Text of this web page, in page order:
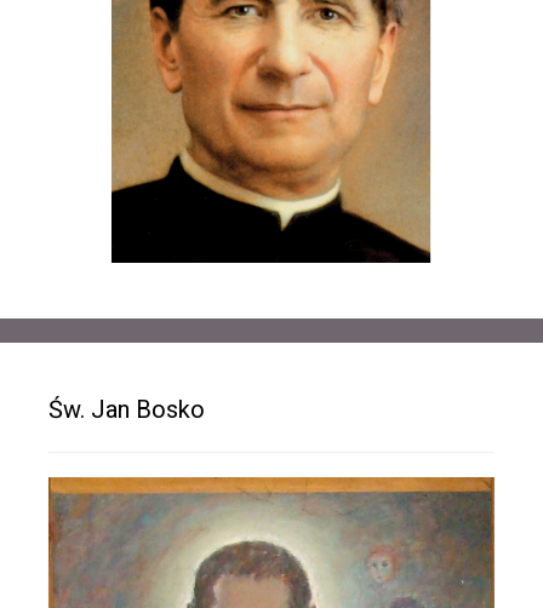
Św. Jan Bosko